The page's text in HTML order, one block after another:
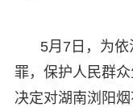
5月7日，为
罪，保护人民群
决定对湖南浏阳